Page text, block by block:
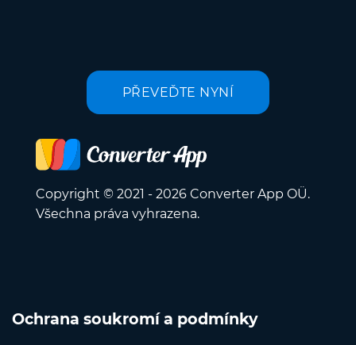
PŘEVEĎTE NYNÍ
Copyright © 2021 - 2026 Converter App OÜ.
Všechna práva vyhrazena.
Ochrana soukromí a podmínky